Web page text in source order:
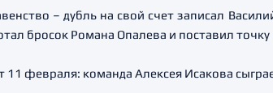
– дубль на свой счет записал
бросок Романа Опалева и поставил точку
февраля: команда Алексея Исакова